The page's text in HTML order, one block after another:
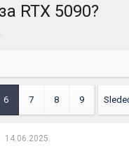
RTX 5090?
6 7 8 9
14.06.2025.